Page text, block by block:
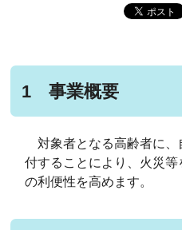
1 事業概要
対象者となる高齢者に、
付することにより、火災
の利便性を高めます。